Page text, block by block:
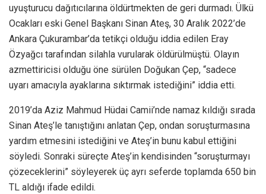
uyuşturucu dağıtıcılarına öldürtmekten de geri durmadı. Ülkü
Ocakları eski Genel Başkanı Sinan Ateş, 30 Aralık 2022’de
Ankara Çukurambar’da tetikçi olduğu iddia edilen Eray
Özyağcı tarafından silahla vurularak öldürülmüştü. Olayın
azmettiricisi olduğu öne sürülen Doğukan Çep, “sadece
uyarı amacıyla ayaklarına sıktırmak istediğini” iddia etti.
2019’da Aziz Mahmud Hüdai Camii’nde namaz kıldığı sırada
Sinan Ateş’le tanıştığını anlatan Çep, ondan soruşturmasına
yardım etmesini istediğini ve Ateş’in bunu kabul ettiğini
söyledi. Sonraki süreçte Ateş’in kendisinden “soruşturmayı
çözeceklerini” söyleyerek üç ayrı seferde toplamda 650 bin
TL aldığı ifade edildi.